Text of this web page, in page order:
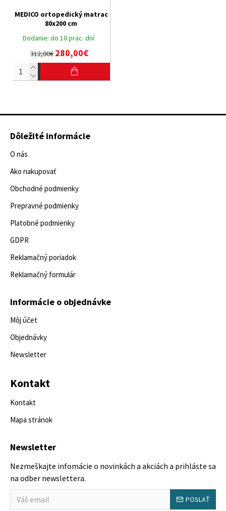
Dodanie: do 10 prac. dní
MEDICO ortopedický matrac
80x200 cm
312,00€280,00€
Dôležité informácie
O nás
Ako nakupovať
Obchodné podmienky
Prepravné podmienky
Platobné podmienky
GDPR
Reklamačný poriadok
Reklamačný formulár
Informácie o objednávke
Môj účet
Objednávky
Newsletter
Kontakt
Kontakt
Mapa stránok
Newsletter
Nezmeškajte infomácie o novinkách a akciách a prihláste sa
na odber newslettera.
POSLAŤ